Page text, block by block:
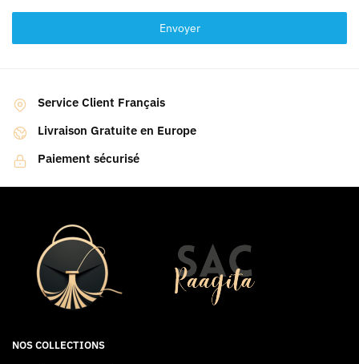
Envoyer
Service Client Français
Livraison Gratuite en Europe
Paiement sécurisé
NOS COLLECTIONS